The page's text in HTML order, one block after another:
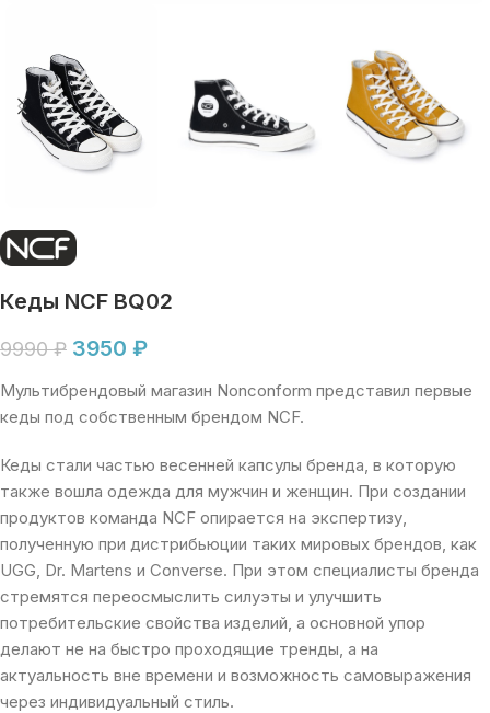
Кеды NCF BQ02
9990₽ 3950 ₽
Мультибрендовый магазин Nonconform представил первые
кеды под собственным брендом NCF.
Кеды стали частью весенней капсулы бренда, в которую
также вошла одежда для мужчин и женщин. При создании
продуктов команда NCF опирается на экспертизу,
полученную при дистрибьюции таких мировых брендов, как
UGG, Dr. Martens и Converse. При этом специалисты бренда
стремятся переосмыслить силуэты и улучшить
потребительские свойства изделий, а основной упор
делают не на быстро проходящие тренды, а на
актуальность вне времени и возможность самовыражения
через индивидуальный стиль.